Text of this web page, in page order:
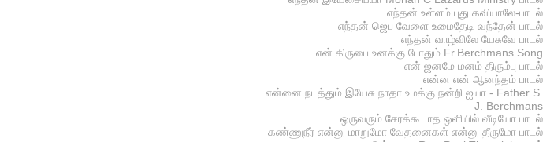
எந்தன் உள்ளம் புது கவியாலே-பாடல்
எந்தன் ஜெப வேளை உமைதேடி வந்தேன் பாடல்
எந்தன் வாழ்விலே யேசுவே பாடல்
என் கிருபை உனக்கு போதும் Fr.Berchmans Song
என் ஜனமே மனம் திரும்பு பாடல்
என்ன என் ஆனந்தம் பாடல்
என்னை நடத்தும் இயேசு நாதா உமக்கு நன்றி ஐயா - Father S.
J. Berchmans
ஒருவரும் சேரக்கூடாத ஒளியில் வீடியோ பாடல்
கண்ணுநீர் என்னு மாறுமோ வேதனைகள் என்னு தீருமோ பாடல்